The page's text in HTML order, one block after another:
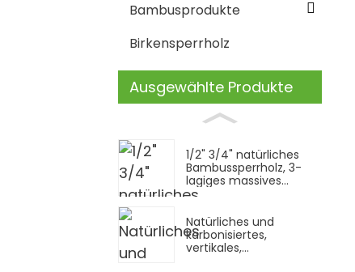
Bambusprodukte
Birkensperrholz
Ausgewählte Produkte
1/2" 3/4" natürliches
Bambussperrholz, 3-
lagiges massives
Bambussperrholz
Natürliches und
karbonisiertes,
vertikales,